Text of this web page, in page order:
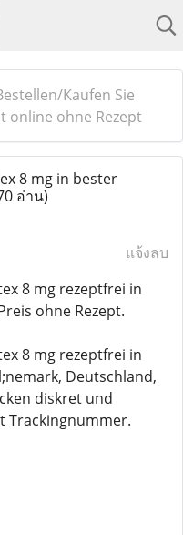
Kaufen Sie
online ohne Rezept
8 mg in bester
อ่าน)
แจ้งลบ
8 mg rezeptfrei in
ohne Rezept.
8 mg rezeptfrei in
Deutschland,
diskret und
Trackingnummer.